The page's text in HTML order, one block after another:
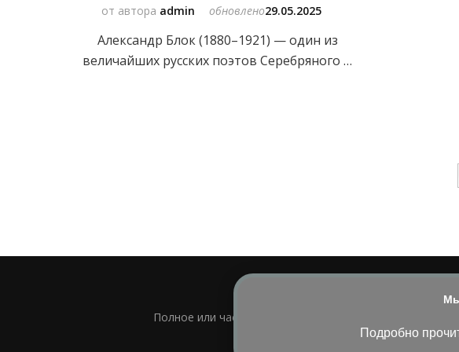
от автора admin обновлено29.05.2025
Александр Блок (1880–1921) — один из
величайших русских поэтов Серебряного …
Подробно
Полное или частичное использование материала